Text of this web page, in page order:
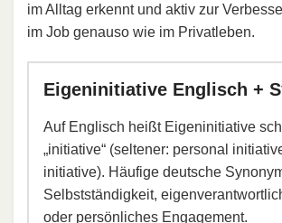
im Alltag erkennt und aktiv zur
im Job genauso wie im Privatleben.
Eigeninitiative Englisch +
Auf Englisch heißt Eigeninitiative
„initiative“ (seltener: personal
initiative). Häufige deutsche
Selbstständigkeit,
oder persönliches Engagement.